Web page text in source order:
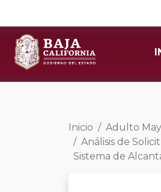
Inicio
Adulto
Análisis de
Sistema de